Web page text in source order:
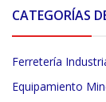
CATEGORÍAS
Ferretería
Equipamiento